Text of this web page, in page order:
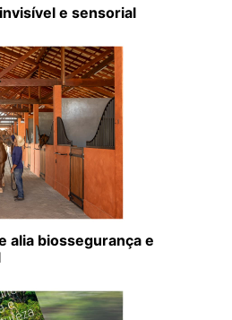
e sensorial
alia biossegurança e